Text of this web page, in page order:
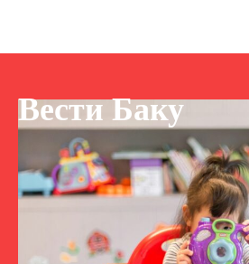
Вести Баку